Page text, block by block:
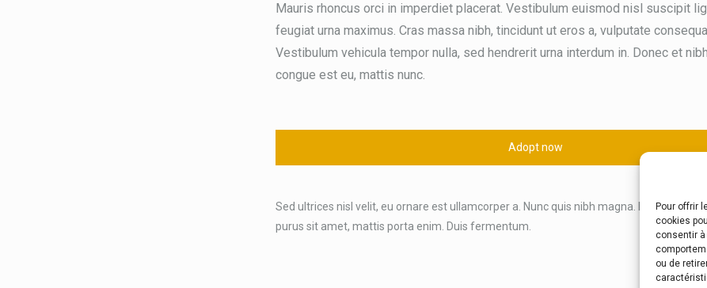
Pour offrir
cookies
consentir
ou de
Mauris rhoncus orci in imperdiet placerat. Vestibulum euismod nisl suscipit
feugiat urna maximus. Cras massa nibh, tincidunt ut eros a, vulputate
Vestibulum vehicula tempor nulla, sed hendrerit urna interdum in. Donec et
congue est eu, mattis nunc.
Adopt now
Sed ultrices nisl velit, eu ornare est ullamcorper a. Nunc quis nibh magna. Proin risus
purus sit amet, mattis porta enim. Duis fermentum.